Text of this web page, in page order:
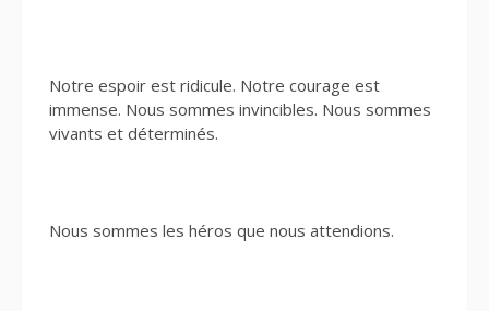
Notre espoir est ridicule. Notre courage est
immense. Nous sommes invincibles. Nous sommes
vivants et déterminés.
Nous sommes les héros que nous attendions.